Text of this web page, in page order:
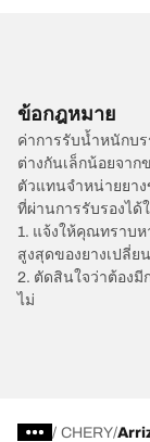
ข้อกฎหมาย
ค่าการรับน้ำหนักบ
ต่างกันเล็กน้อยจา
ตัวแทนจำหน่ายยา
ที่ผ่านการรับรองได้
1. แจ้งให้คุณทราบ
สูงสุดของยางเปลี่ย
2. ตัดสินใจว่าต้อง
ไม่
/ CHERY